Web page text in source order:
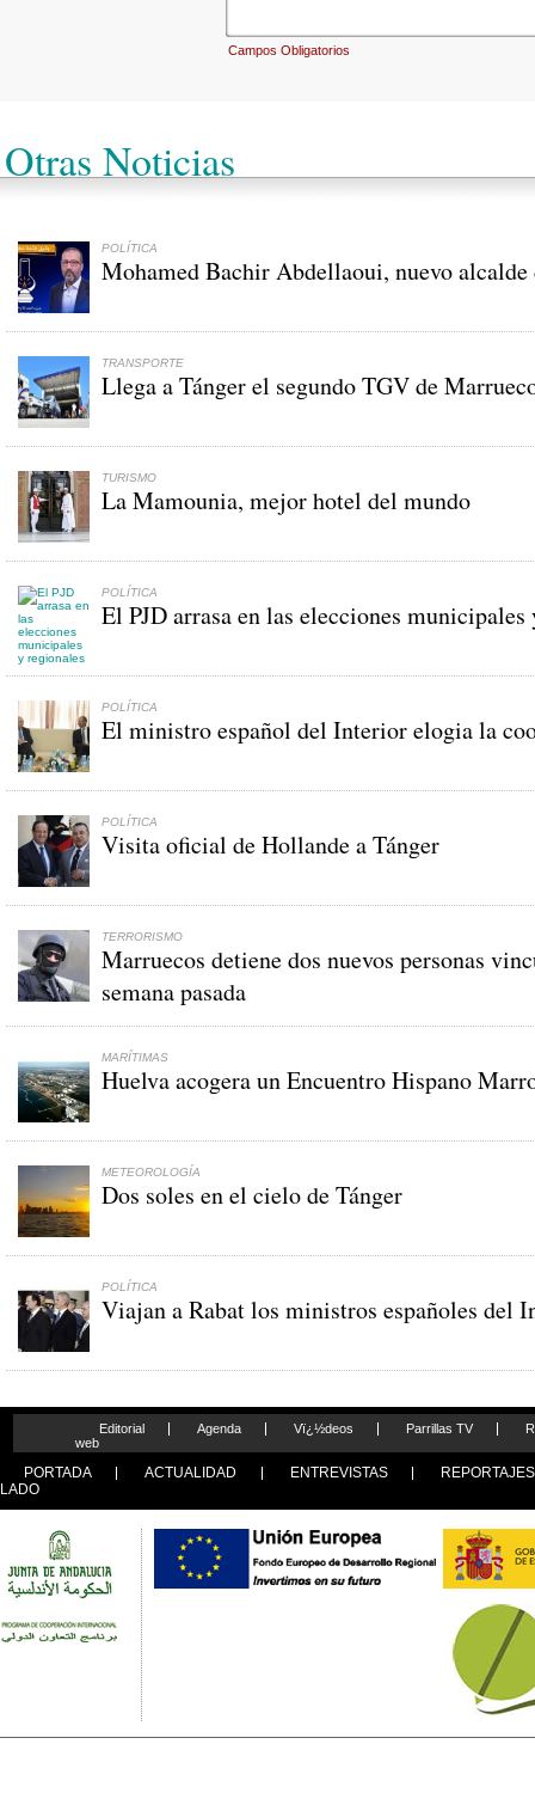
Campos Obligatorios
Otras Noticias
POLÍTICA
Mohamed Bachir Abdellaoui, nuevo alcalde
TRANSPORTE
Llega a Tánger el segundo TGV de
TURISMO
La Mamounia, mejor hotel del mundo
POLÍTICA
El PJD arrasa en las elecciones
POLÍTICA
El ministro español del Interior elogia la
POLÍTICA
Visita oficial de Hollande a Tánger
TERRORISMO
Marruecos detiene dos nuevos personas
semana pasada
MARÍTIMAS
Huelva acogera un Encuentro Hispano
METEOROLOGÍA
Dos soles en el cielo de Tánger
POLÍTICA
Viajan a Rabat los ministros españoles del
Editorial Agenda Vï¿½deos Parrillas TV
web
PORTADA ACTUALIDAD ENTREVISTAS
REPORTAJES
LADO